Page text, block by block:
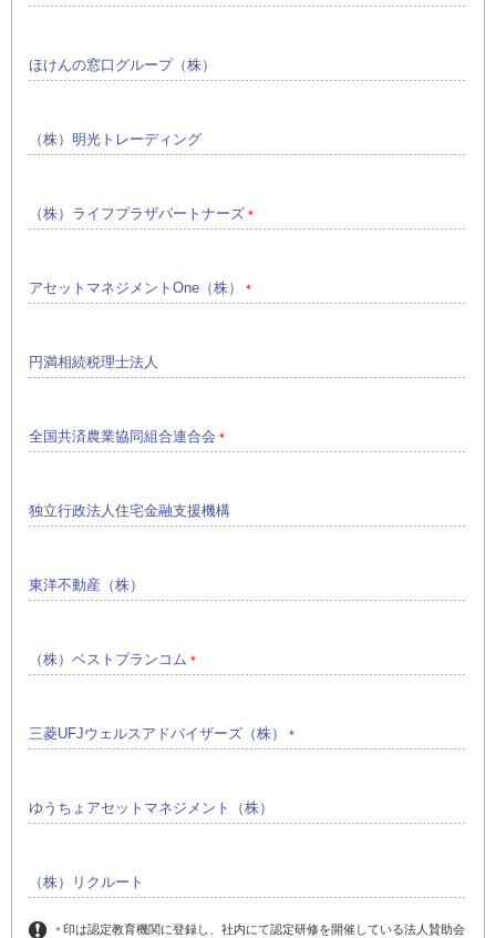
ほけんの窓口グループ（株）
（株）明光トレーディング
（株）ライフプラザパートナーズ ＊
アセットマネジメントOne（株） ＊
円満相続税理士法人
全国共済農業協同組合連合会 ＊
独立行政法人住宅金融支援機構
東洋不動産（株）
（株）ベストプランコム ＊
三菱UFJウェルスアドバイザーズ（株） ＊
ゆうちょアセットマネジメント（株）
（株）リクルート
＊ 印は認定教育機関に登録し、社内にて認定研修を開催している法人賛助会